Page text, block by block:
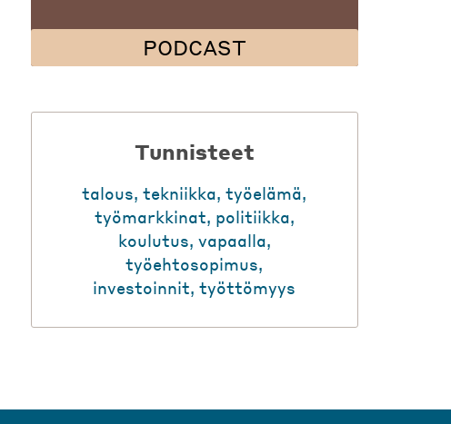
PODCAST
Tunnisteet
talous,tekniikka,työelämä,
työmarkkinat, politiikka,
koulutus, vapaalla,
työehtosopimus,
investoinnit,työttömyys